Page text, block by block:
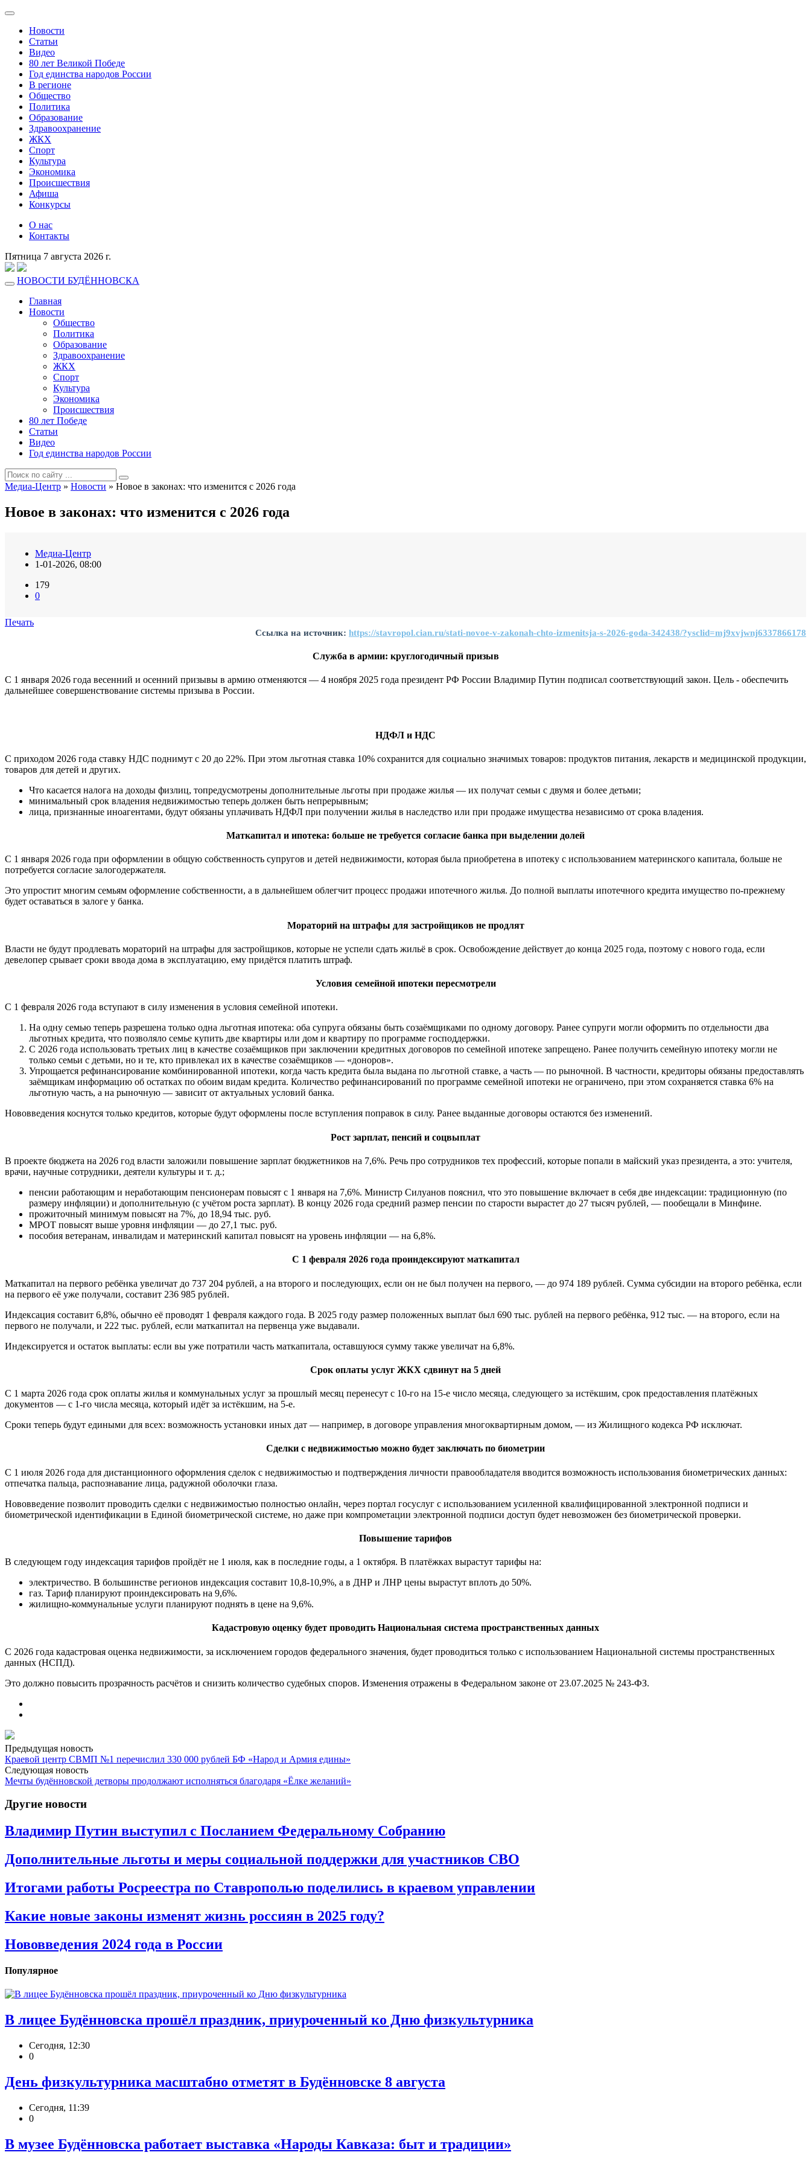
Новости
Статьи
Видео
80 лет Великой Победе
Год единства народов России
В регионе
Общество
Политика
Образование
Здравоохранение
ЖКХ
Спорт
Культура
Экономика
Происшествия
Афиша
Конкурсы
О нас
Контакты
Пятница 7 августа 2026 г.
НОВОСТИ БУДЁННОВСКА
Главная
Новости
Общество
Политика
Образование
Здравоохранение
ЖКХ
Спорт
Культура
Экономика
Происшествия
80 лет Победе
Статьи
Видео
Год единства народов России
Медиа-Центр » Новости » Новое в законах: что изменится с 2026 года
Новое в законах: что изменится с 2026 года
Медиа-Центр
1-01-2026, 08:00
179
0
Печать
Ссылка на источник: https://stavropol.cian.ru/stati-novoe-v-zakonah-chto-izmenitsja-s-2026-goda-342438/?ysclid=mj9xvjwnj6337866178
Служба в армии: круглогодичный призыв
С 1 января 2026 года весенний и осенний призывы в армию отменяются — 4 ноября 2025 года президент РФ России Владимир Путин подписал соответствующий закон. Цель - обеспечить
дальнейшее совершенствование системы призыва в России.
НДФЛ и НДС
С приходом 2026 года ставку НДС поднимут с 20 до 22%. При этом льготная ставка 10% сохранится для социально значимых товаров: продуктов питания, лекарств и медицинской продукции,
товаров для детей и других.
Что касается налога на доходы физлиц, топредусмотрены дополнительные льготы при продаже жилья — их получат семьи с двумя и более детьми;
минимальный срок владения недвижимостью теперь должен быть непрерывным;
лица, признанные иноагентами, будут обязаны уплачивать НДФЛ при получении жилья в наследство или при продаже имущества независимо от срока владения.
Маткапитал и ипотека: больше не требуется согласие банка при выделении долей
С 1 января 2026 года при оформлении в общую собственность супругов и детей недвижимости, которая была приобретена в ипотеку с использованием материнского капитала, больше не
потребуется согласие залогодержателя.
Это упростит многим семьям оформление собственности, а в дальнейшем облегчит процесс продажи ипотечного жилья. До полной выплаты ипотечного кредита имущество по-прежнему
будет оставаться в залоге у банка.
Мораторий на штрафы для застройщиков не продлят
Власти не будут продлевать мораторий на штрафы для застройщиков, которые не успели сдать жильё в срок. Освобождение действует до конца 2025 года, поэтому с нового года, если
девелопер срывает сроки ввода дома в эксплуатацию, ему придётся платить штраф.
Условия семейной ипотеки пересмотрели
С 1 февраля 2026 года вступают в силу изменения в условия семейной ипотеки.
На одну семью теперь разрешена только одна льготная ипотека: оба супруга обязаны быть созаёмщиками по одному договору. Ранее супруги могли оформить по отдельности два
льготных кредита, что позволяло семье купить две квартиры или дом и квартиру по программе господдержки.
С 2026 года использовать третьих лиц в качестве созаёмщиков при заключении кредитных договоров по семейной ипотеке запрещено. Ранее получить семейную ипотеку могли не
только семьи с детьми, но и те, кто привлекал их в качестве созаёмщиков — «доноров».
Упрощается рефинансирование комбинированной ипотеки, когда часть кредита была выдана по льготной ставке, а часть — по рыночной. В частности, кредиторы обязаны предоставлять
заёмщикам информацию об остатках по обоим видам кредита. Количество рефинансирований по программе семейной ипотеки не ограничено, при этом сохраняется ставка 6% на
льготную часть, а на рыночную — зависит от актуальных условий банка.
Нововведения коснутся только кредитов, которые будут оформлены после вступления поправок в силу. Ранее выданные договоры остаются без изменений.
Рост зарплат, пенсий и соцвыплат
В проекте бюджета на 2026 год власти заложили повышение зарплат бюджетников на 7,6%. Речь про сотрудников тех профессий, которые попали в майский указ президента, а это: учителя,
врачи, научные сотрудники, деятели культуры и т. д.;
пенсии работающим и неработающим пенсионерам повысят с 1 января на 7,6%. Министр Силуанов пояснил, что это повышение включает в себя две индексации: традиционную (по
размеру инфляции) и дополнительную (с учётом роста зарплат). В концу 2026 года средний размер пенсии по старости вырастет до 27 тысяч рублей, — пообещали в Минфине.
прожиточный минимум повысят на 7%, до 18,94 тыс. руб.
МРОТ повысят выше уровня инфляции — до 27,1 тыс. руб.
пособия ветеранам, инвалидам и материнский капитал повысят на уровень инфляции — на 6,8%.
С 1 февраля 2026 года проиндексируют маткапитал
Маткапитал на первого ребёнка увеличат до 737 204 рублей, а на второго и последующих, если он не был получен на первого, — до 974 189 рублей. Сумма субсидии на второго ребёнка, если
на первого её уже получали, составит 236 985 рублей.
Индексация составит 6,8%, обычно её проводят 1 февраля каждого года. В 2025 году размер положенных выплат был 690 тыс. рублей на первого ребёнка, 912 тыс. — на второго, если на
первого не получали, и 222 тыс. рублей, если маткапитал на первенца уже выдавали.
Индексируется и остаток выплаты: если вы уже потратили часть маткапитала, оставшуюся сумму также увеличат на 6,8%.
Срок оплаты услуг ЖКХ сдвинут на 5 дней
С 1 марта 2026 года срок оплаты жилья и коммунальных услуг за прошлый месяц перенесут с 10-го на 15-е число месяца, следующего за истёкшим, срок предоставления платёжных
документов — с 1-го числа месяца, который идёт за истёкшим, на 5-е.
Сроки теперь будут едиными для всех: возможность установки иных дат — например, в договоре управления многоквартирным домом, — из Жилищного кодекса РФ исключат.
Сделки с недвижимостью можно будет заключать по биометрии
С 1 июля 2026 года для дистанционного оформления сделок с недвижимостью и подтверждения личности правообладателя вводится возможность использования биометрических данных:
отпечатка пальца, распознавание лица, радужной оболочки глаза.
Нововведение позволит проводить сделки с недвижимостью полностью онлайн, через портал госуслуг с использованием усиленной квалифицированной электронной подписи и
биометрической идентификации в Единой биометрической системе, но даже при компрометации электронной подписи доступ будет невозможен без биометрической проверки.
Повышение тарифов
В следующем году индексация тарифов пройдёт не 1 июля, как в последние годы, а 1 октября. В платёжках вырастут тарифы на:
электричество. В большинстве регионов индексация составит 10,8-10,9%, а в ДНР и ЛНР цены вырастут вплоть до 50%.
газ. Тариф планируют проиндексировать на 9,6%.
жилищно-коммунальные услуги планируют поднять в цене на 9,6%.
Кадастровую оценку будет проводить Национальная система пространственных данных
С 2026 года кадастровая оценка недвижимости, за исключением городов федерального значения, будет проводиться только с использованием Национальной системы пространственных
данных (НСПД).
Это должно повысить прозрачность расчётов и снизить количество судебных споров. Изменения отражены в Федеральном законе от 23.07.2025 № 243-ФЗ.
Предыдущая новость
Краевой центр СВМП №1 перечислил 330 000 рублей БФ «Народ и Армия едины»
Следующая новость
Мечты будённовской детворы продолжают исполняться благодаря «Ёлке желаний»
Другие новости
Владимир Путин выступил с Посланием Федеральному Собранию
Дополнительные льготы и меры социальной поддержки для участников СВО
Итогами работы Росреестра по Ставрополью поделились в краевом управлении
Какие новые законы изменят жизнь россиян в 2025 году?
Нововведения 2024 года в России
Популярное
В лицее Будённовска прошёл праздник, приуроченный ко Дню физкультурника
Сегодня, 12:30
0
День физкультурника масштабно отметят в Будённовске 8 августа
Сегодня, 11:39
0
В музее Будённовска работает выставка «Народы Кавказа: быт и традиции»